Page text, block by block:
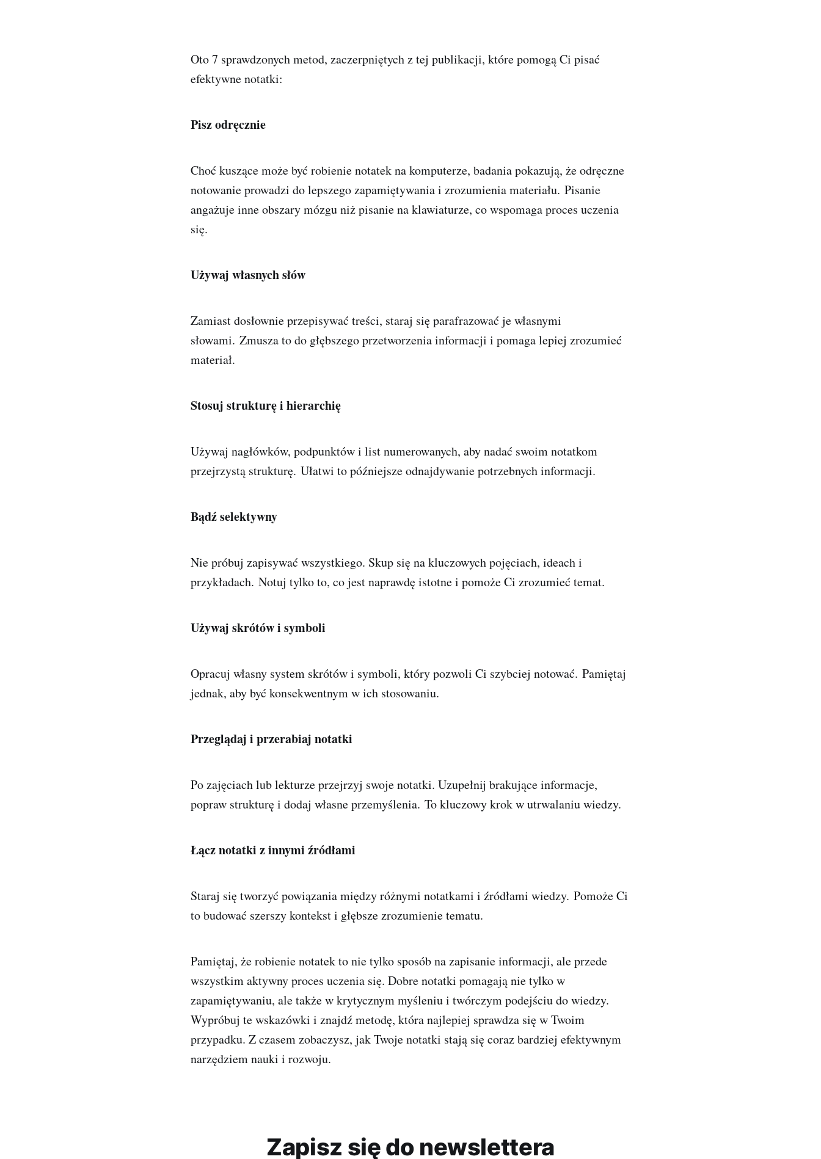
Oto 7 sprawdzonych metod, zaczerpniętych z tej publikacji, które pomogą Ci pisać
efektywne notatki:
Pisz odręcznie
Choć kuszące może być robienie notatek na komputerze, badania pokazują, że odręczne
notowanie prowadzi do lepszego zapamiętywania i zrozumienia materiału. Pisanie
angażuje inne obszary mózgu niż pisanie na klawiaturze, co wspomaga proces uczenia
się.
Używaj własnych słów
Zamiast dosłownie przepisywać treści, staraj się parafrazować je własnymi
słowami. Zmusza to do głębszego przetworzenia informacji i pomaga lepiej zrozumieć
materiał.
Stosuj strukturę i hierarchię
Używaj nagłówków, podpunktów i list numerowanych, aby nadać swoim notatkom
przejrzystą strukturę. Ułatwi to późniejsze odnajdywanie potrzebnych informacji.
Bądź selektywny
Nie próbuj zapisywać wszystkiego. Skup się na kluczowych pojęciach, ideach i
przykładach. Notuj tylko to, co jest naprawdę istotne i pomoże Ci zrozumieć temat.
Używaj skrótów i symboli
Opracuj własny system skrótów i symboli, który pozwoli Ci szybciej notować. Pamiętaj
jednak, aby być konsekwentnym w ich stosowaniu.
Przeglądaj i przerabiaj notatki
Po zajęciach lub lekturze przejrzyj swoje notatki. Uzupełnij brakujące informacje,
popraw strukturę i dodaj własne przemyślenia. To kluczowy krok w utrwalaniu wiedzy.
Łącz notatki z innymi źródłami
Staraj się tworzyć powiązania między różnymi notatkami i źródłami wiedzy. Pomoże Ci
to budować szerszy kontekst i głębsze zrozumienie tematu.
Pamiętaj, że robienie notatek to nie tylko sposób na zapisanie informacji, ale przede
wszystkim aktywny proces uczenia się. Dobre notatki pomagają nie tylko w
zapamiętywaniu, ale także w krytycznym myśleniu i twórczym podejściu do wiedzy.
Wypróbuj te wskazówki i znajdź metodę, która najlepiej sprawdza się w Twoim
przypadku. Z czasem zobaczysz, jak Twoje notatki stają się coraz bardziej efektywnym
narzędziem nauki i rozwoju.
Zapisz się do newslettera